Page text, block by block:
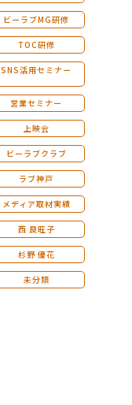
ビーラブMG研修
TOC研修
SNS活用セミナー
営業セミナー
上映会
ビーラブクラブ
ラブ神戸
メディア取材実績
西 良旺子
杉野 優花
未分類